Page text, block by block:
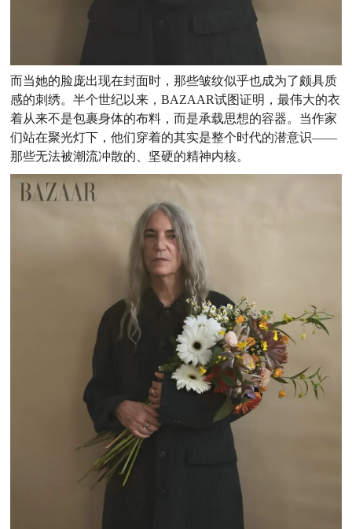
而当她的脸庞出现在封面时，那些皱纹似乎也成为了颇具质
感的刺绣。半个世纪以来，BAZAAR试图证明，最伟大的衣
着从来不是包裹身体的布料，而是承载思想的容器。当作家
们站在聚光灯下，他们穿着的其实是整个时代的潜意识——
那些无法被潮流冲散的、坚硬的精神内核。